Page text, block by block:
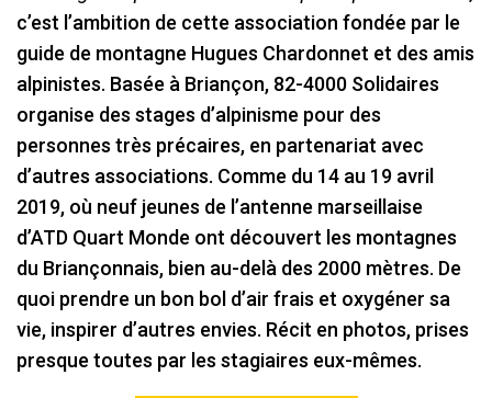
c’est l’ambition de cette association fondée par le
guide de montagne Hugues Chardonnet et des amis
alpinistes. Basée à Briançon, 82-4000 Solidaires
organise des stages d’alpinisme pour des
personnes très précaires, en partenariat avec
d’autres associations. Comme du 14 au 19 avril
2019, où neuf jeunes de l’antenne marseillaise
d’ATD Quart Monde ont découvert les montagnes
du Briançonnais, bien au-delà des 2000 mètres. De
quoi prendre un bon bol d’air frais et oxygéner sa
vie, inspirer d’autres envies. Récit en photos, prises
presque toutes par les stagiaires eux-mêmes.